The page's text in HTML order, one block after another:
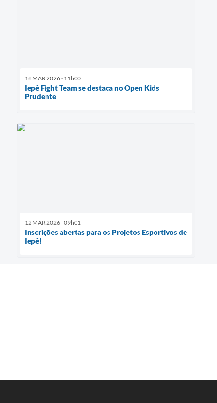
16 MAR 2026 - 11h00
Iepê Fight Team se destaca no Open Kids
Prudente
12 MAR 2026 - 09h01
Inscrições abertas para os Projetos Esportivos de
Iepê!